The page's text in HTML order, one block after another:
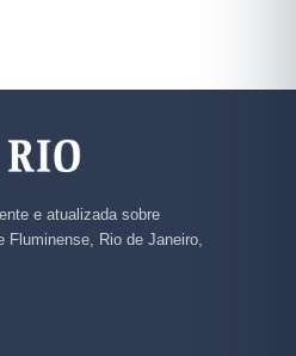
e atualizada sobre
Fluminense, Rio de Janeiro,